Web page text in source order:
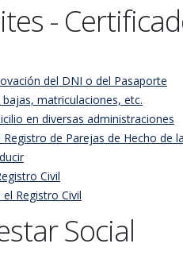
-
del DNI o del Pasaporte
bajas, matriculaciones, etc.
en diversas administraciones
Registro de Parejas de Hecho de
Civil
Registro Civil
Social